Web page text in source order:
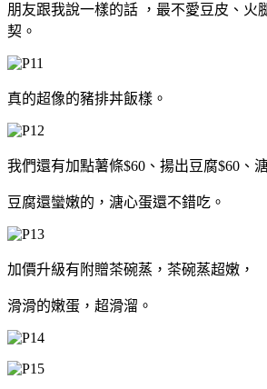
朋友跟我說一樣的話 ，最不愛豆皮、火
契。
真的超像的豬排丼飯樣。
我們還有加點薯條$60、揚出豆腐$60、
豆腐還蠻嫩的，溏心蛋還不錯吃。
加價升級有附贈茶碗蒸，茶碗蒸超嫩，
滑滑的嫩蛋，超滑溜。